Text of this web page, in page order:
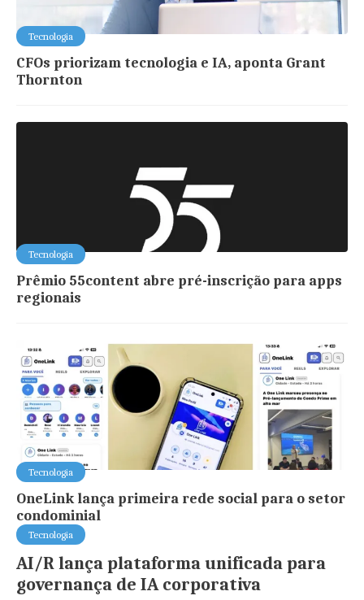
Tecnologia
CFOs priorizam tecnologia e IA, aponta Grant
Thornton
Tecnologia
Prêmio 55content abre pré-inscrição para apps
regionais
Tecnologia
OneLink lança primeira rede social para o setor
condominial
Tecnologia
AI/R lança plataforma unificada para
governança de IA corporativa